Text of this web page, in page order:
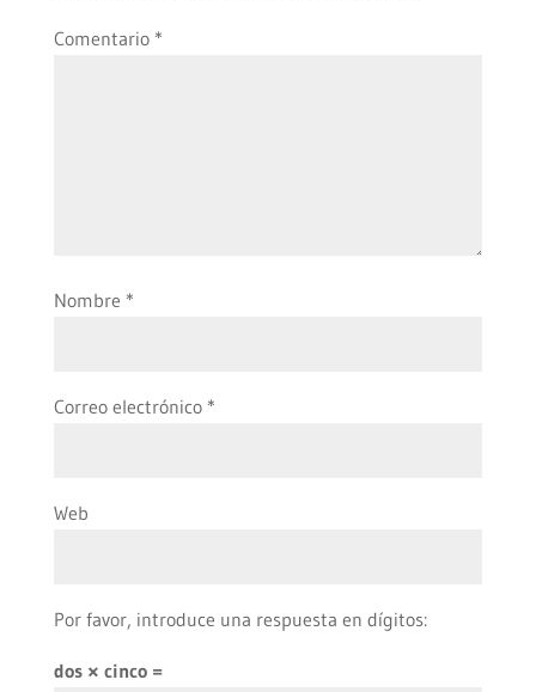
Comentario *
Nombre *
Correo electrónico *
Web
Por favor, introduce una respuesta en dígitos:
dos × cinco =